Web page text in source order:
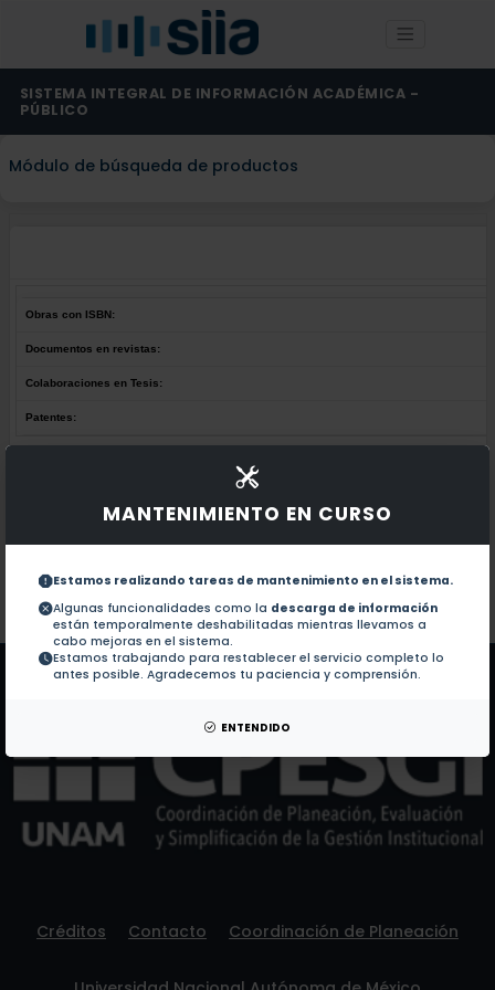
MANTENIMIENTO EN CURSO
Estamos realizando tareas de mantenimiento en el sistema.
Algunas funcionalidades como la descarga de información
están temporalmente deshabilitadas mientras llevamos a
cabo mejoras en el sistema.
Estamos trabajando para restablecer el servicio completo lo
antes posible. Agradecemos tu paciencia y comprensión.
ENTENDIDO
SISTEMA INTEGRAL DE INFORMACIÓN ACADÉMICA -
PÚBLICO
Módulo de búsqueda de productos
Obras con ISBN:
Documentos en revistas:
Colaboraciones en Tesis:
Patentes:
No hay obras de este autor.
Documentos en revistas:
Colaboraciones en Tesis:
Patentes: No hay patentes de este autor.
Créditos Contacto Coordinación de Planeación